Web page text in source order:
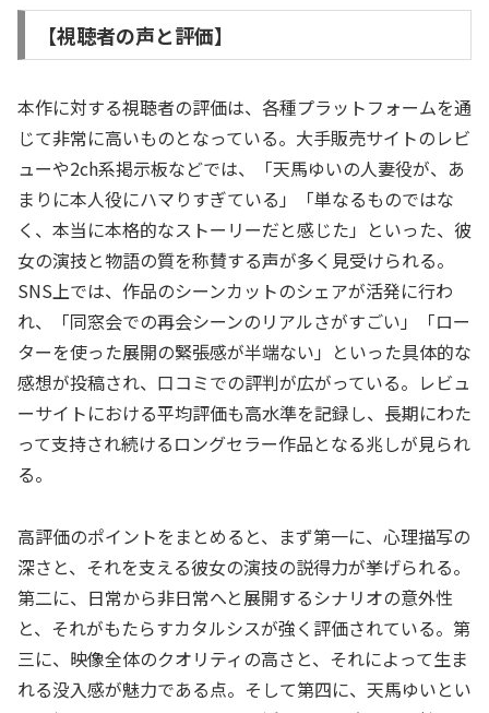
【視聴者の声と評価】
本作に対する視聴者の評価は、各種プラットフォームを通
じて非常に高いものとなっている。大手販売サイトのレビ
ューや2ch系掲示板などでは、「天馬ゆいの人妻役が、あ
まりに本人役にハマりすぎている」「単なるものではな
く、本当に本格的なストーリーだと感じた」といった、彼
女の演技と物語の質を称賛する声が多く見受けられる。
SNS上では、作品のシーンカットのシェアが活発に行わ
れ、「同窓会での再会シーンのリアルさがすごい」「ロー
ターを使った展開の緊張感が半端ない」といった具体的な
感想が投稿され、口コミでの評判が広がっている。レビュ
ーサイトにおける平均評価も高水準を記録し、長期にわた
って支持され続けるロングセラー作品となる兆しが見られ
る。
高評価のポイントをまとめると、まず第一に、心理描写の
深さと、それを支える彼女の演技の説得力が挙げられる。
第二に、日常から非日常へと展開するシナリオの意外性
と、それがもたらすカタルシスが強く評価されている。第
三に、映像全体のクオリティの高さと、それによって生ま
れる没入感が魅力である点。そして第四に、天馬ゆいとい